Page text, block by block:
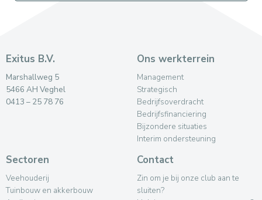
Exitus B.V.
Marshallweg 5
5466 AH Veghel
0413 – 25 78 76
Ons werkterrein
Management
Strategisch
Bedrijfsoverdracht
Bedrijfsfinanciering
Bijzondere situaties
Interim ondersteuning
Sectoren
Veehouderij
Tuinbouw en akkerbouw
Contact
Zin om je bij onze club aan te
sluiten?